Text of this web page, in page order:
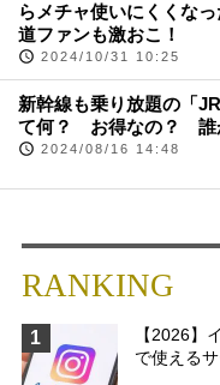
らメチャ使いにくくな
道ファンも激おこ！
2024/10/31 10:25
新幹線も乗り放題の「
て何？ お得なの？ 誰
2024/08/16 14:48
RANKING
1
【2026】
で使える